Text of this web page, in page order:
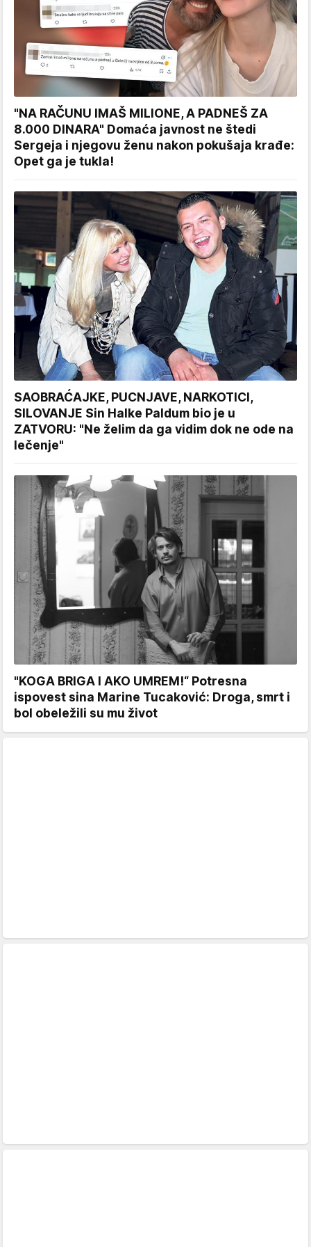
"NA RAČUNU IMAŠ MILIONE, A PADNEŠ ZA
8.000 DINARA" Domaća javnost ne štedi
Sergeja i njegovu ženu nakon pokušaja krađe:
Opet ga je tukla!
SAOBRAĆAJKE, PUCNJAVE, NARKOTICI,
SILOVANJE Sin Halke Paldum bio je u
ZATVORU: "Ne želim da ga vidim dok ne ode na
lečenje"
"KOGA BRIGA I AKO UMREM!“ Potresna
ispovest sina Marine Tucaković: Droga, smrt i
bol obeležili su mu život